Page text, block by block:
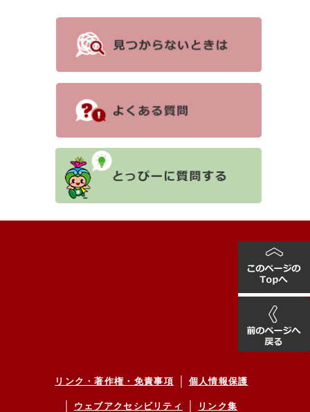
リンク・著作権・免責事項 個人情報保護
ウェブアクセシビリティ リンク集